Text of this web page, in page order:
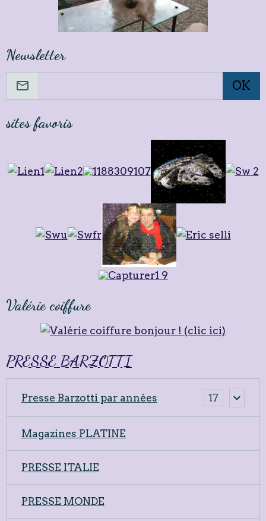
Newsletter
OK
sites favoris
Valérie coiffure
PRESSE BARZOTTI
Presse Barzotti par années 17
Magazines PLATINE
PRESSE ITALIE
PRESSE MONDE